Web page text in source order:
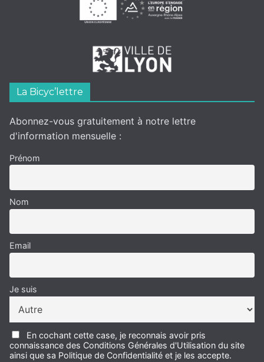
La Bicyc’lettre
Abonnez-vous gratuitement à notre lettre
d'information mensuelle :
Prénom
Nom
Email
Je suis
En cochant cette case, je reconnais avoir pris
connaissance des Conditions Générales d'Utilisation du site
ainsi que sa Politique de Confidentialité et je les accepte.